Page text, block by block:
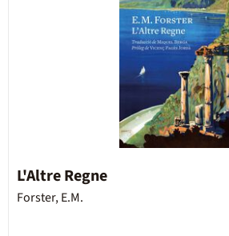
L'Altre Regne
Forster, E.M.